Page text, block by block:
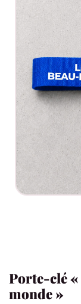
Porte-clé
monde »